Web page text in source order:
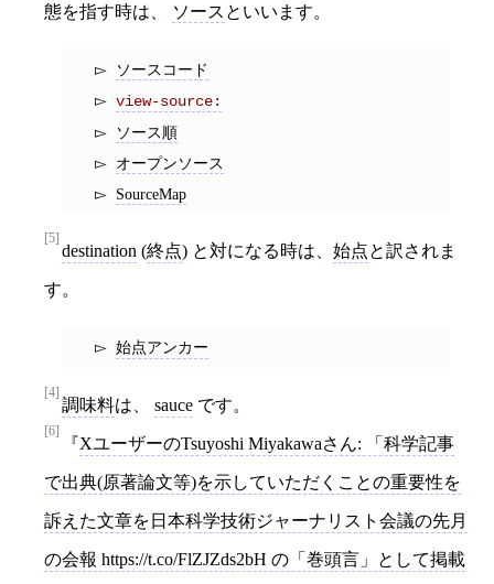
態を指す時は、 ソース といいます。
ソースコード
view-source:
ソース順
オープンソース
SourceMap
[5]
destination (終点) と対になる時は、 始点と訳されま
す。
始点アンカー
[4]
調味料は、 sauce です。
[6]
XユーザーのTsuyoshi Miyakawaさん: 「科学記事
で出典(原著論文等)を示していただくことの重要性を
訴えた文章を日本科学技術ジャーナリスト会議の先月
の会報 https://t.co/FlZJZds2bH の「巻頭言」として掲載